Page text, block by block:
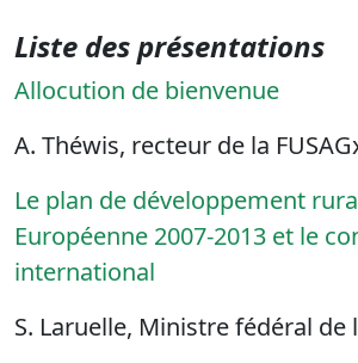
Liste des présentations
Allocution de bienvenue
A. Théwis, recteur de la
Le plan de développement
Européenne 2007-2013 et le
international
S. Laruelle, Ministre fédéral de